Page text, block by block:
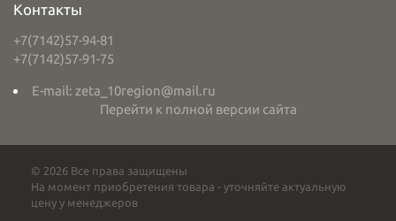
Контакты
+7(7142)57-94-81
+7(7142)57-91-75
E-mail: zeta_10region@mail.ru
Перейти к полной версии сайта
© 2026 Все права защищены
На момент приобретения товара - уточняйте актуальную
цену у менеджеров